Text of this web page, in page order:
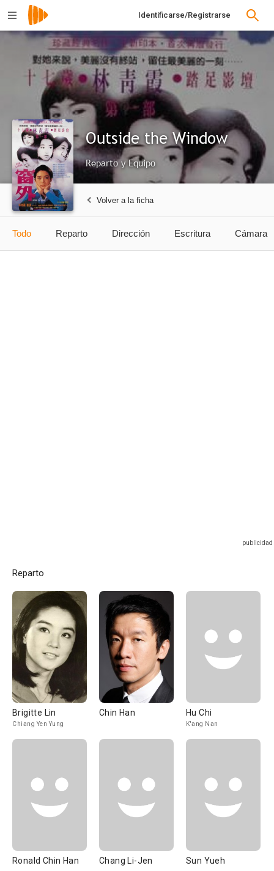
Identificarse/Registrarse
Outside the Window
Reparto y Equipo
Volver a la ficha
Todo Reparto Dirección Escritura Cámara
Reparto
Brigitte Lin
Chiang Yen Yung
Chin Han Hu Chi
K'ang Nan
Ronald Chin Han Chang Li-Jen Sun Yueh